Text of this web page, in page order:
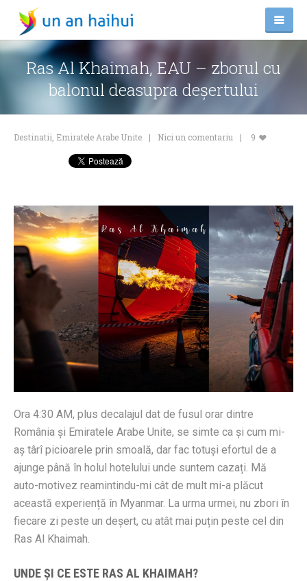
Ras Al Khaimah, EAU – zborul cu
balonul deasupra deșertului
Destinatii Emiratele Arabe Unite Nici un comentariu 9
Ora 4:30 AM, plus decalajul dat de fusul orar dintre
România și Emiratele Arabe Unite, se simte ca și cum mi-
aș târî picioarele prin smoală, dar fac totuși efortul de a
ajunge până în holul hotelului unde suntem cazați. Mă
auto-motivez reamintindu-mi cât de mult mi-a plăcut
această experiență în Myanmar. La urma urmei, nu zbori în
fiecare zi peste un deșert, cu atât mai puțin peste cel din
Ras Al Khaimah.
UNDE ȘI CE ESTE RAS AL KHAIMAH?